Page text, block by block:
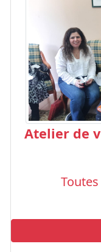
Atelier de